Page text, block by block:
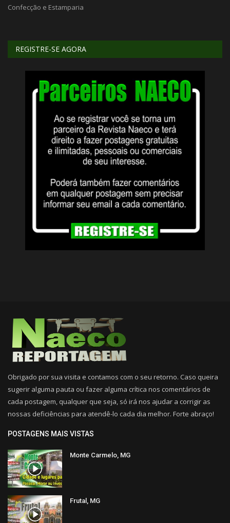
Confecção e Estamparia
REGISTRE-SE AGORA
Obrigado por sua visita e contamos com o seu retorno. Caso queira
sugerir alguma pauta ou fazer alguma crítica nos comentários de
cada postagem, qualquer que seja, só irá nos ajudar a corrigir as
nossas deficiências para atendê-lo cada dia melhor. Forte abraço!
POSTAGENS MAIS VISTAS
Monte Carmelo, MG
Frutal, MG